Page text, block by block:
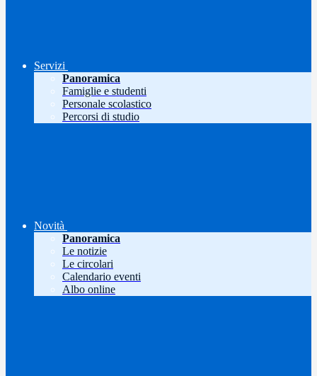
Servizi
Panoramica
Famiglie e studenti
Personale scolastico
Percorsi di studio
Novità
Panoramica
Le notizie
Le circolari
Calendario eventi
Albo online